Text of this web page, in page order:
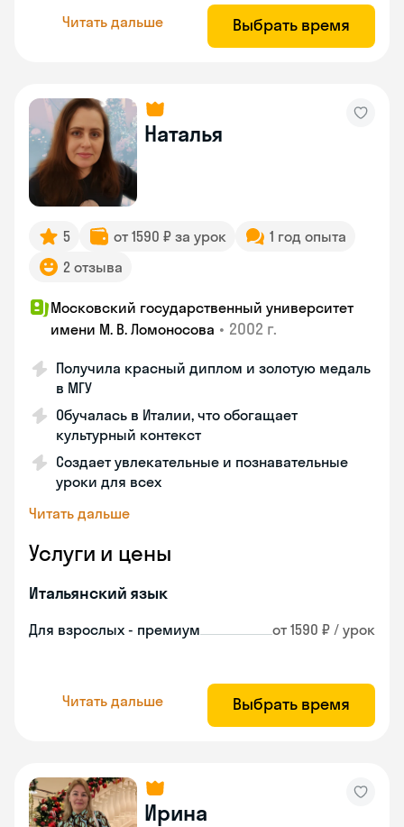
Читать дальше Выбрать время
Наталья
5 от 1590 ₽ за урок
1 год опыта
2 отзыва
Московский государственный университет
имени М. В. Ломоносова • 2002 г.
Получила красный диплом и золотую медаль
в МГУ
Обучалась в Италии, что обогащает
культурный контекст
Создает увлекательные и познавательные
уроки для всех
Читать дальше
Услуги и цены
Итальянский язык
Для взрослых - премиум от 1590 ₽ / урок
Читать дальше Выбрать время
Ирина